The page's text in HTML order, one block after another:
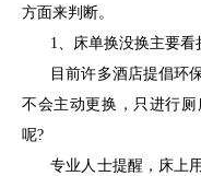
方面来判断。
1、床单换没换主要看
目前许多酒店提倡环
不会主动更换，只进行
呢?
专业人士提醒，床上